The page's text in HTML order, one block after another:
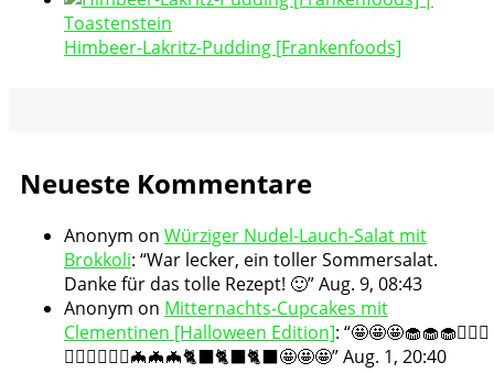
Himbeer-Lakritz-Pudding [Frankenfoods]
Neueste Kommentare
Anonym on Würziger Nudel-Lauch-Salat mit
Brokkoli: “War lecker, ein toller Sommersalat.
Danke für das tolle Rezept! 🙂”Aug. 9, 08:43
Anonym on Mitternachts-Cupcakes mit
Clementinen [Halloween Edition]: “🤩🤩🤩🧁🧁🧁🧛🏻‍♀️
🧛🏻‍♀️🧛🏻‍♀️🦇🦇🦇🐈‍⬛🐈‍⬛🐈‍⬛🤩🤩🤩”Aug. 1, 20:40